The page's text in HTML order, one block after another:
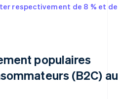
respectivement de 8 % et de
populaires
(B2C) au